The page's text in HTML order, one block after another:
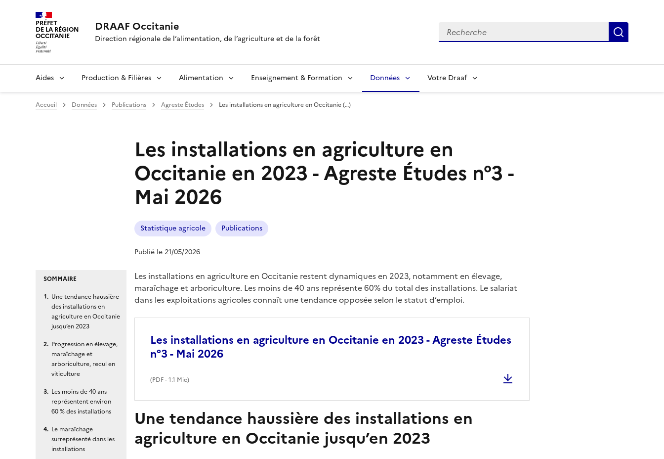
PRÉFET
DE LA RÉGION
OCCITANIE
DRAAF Occitanie
Direction régionale de l’alimentation, de l’agriculture et de la forêt
Recherche
Aides Production & Filières Alimentation Enseignement & Formation Données Votre Draaf
Accueil Données Publications Agreste Études Les installations en agriculture en Occitanie (…)
Les installations en agriculture en
Occitanie en 2023 - Agreste Études n°3 -
Mai 2026
Statistique agricole Publications
Publié le 21/05/2026
SOMMAIRE
Une tendance haussière
des installations en
agriculture en Occitanie
jusqu’en 2023
Progression en élevage,
maraîchage et
arboriculture, recul en
viticulture
Les moins de 40 ans
représentent environ
60 % des installations
Le maraîchage
surreprésenté dans les
installations
Les installations en agriculture en Occitanie restent dynamiques en 2023, notamment en élevage,
maraîchage et arboriculture. Les moins de 40 ans représente 60% du total des installations. Le salariat
dans les exploitations agricoles connaît une tendance opposée selon le statut d’emploi.
Les installations en agriculture en Occitanie en 2023 - Agreste Études
n°3 - Mai 2026
(PDF- 1.1 Mio)
Une tendance haussière des installations en
agriculture en Occitanie jusqu’en 2023